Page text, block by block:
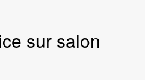
sur salon